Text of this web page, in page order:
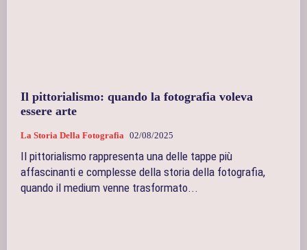
Il pittorialismo: quando la fotografia voleva
essere arte
La Storia Della Fotografia 02/08/2025
Il pittorialismo rappresenta una delle tappe più
affascinanti e complesse della storia della fotografia,
quando il medium venne trasformato...